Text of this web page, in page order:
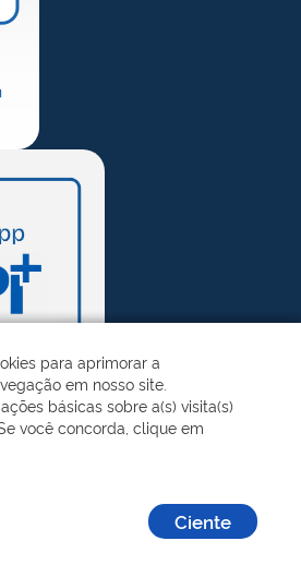
para aprimorar a
em nosso site.
básicas sobre a(s) visita(s)
você concorda, clique em
Ciente